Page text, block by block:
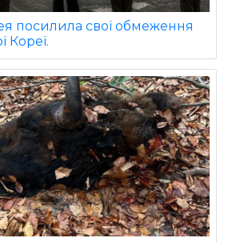
посилила свої обмеження
Кореї.